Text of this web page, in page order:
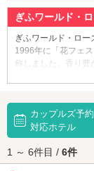
ぎふワールド・
ぎふワールド・ロー
1996年に「花フェ
称しました。香り
く鑑賞できる「ニ
6,000種2万株のバラ
旬から6月上旬と、
ントも開催されてお
有数のバラ園で甘い
ぎふワールド・ロー
からもアクセスが便
カップルズ予約
対応ホテル
1 ～ 6件目 / 6件